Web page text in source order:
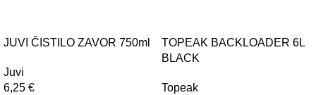
JUVI ČISTILO ZAVOR 750ml
Juvi
6,25 €
TOPEAK BACKLOADER 6L
BLACK
Topeak